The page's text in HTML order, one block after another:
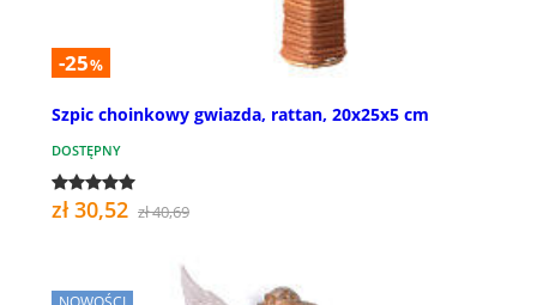
-25%
Szpic choinkowy gwiazda, rattan, 20x25x5 cm
DOSTĘPNY
zł 30,52 zł 40,69